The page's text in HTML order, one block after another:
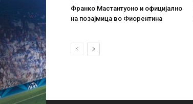
Франко Мастантуоно и официјално
на позајмица во Фиорентина